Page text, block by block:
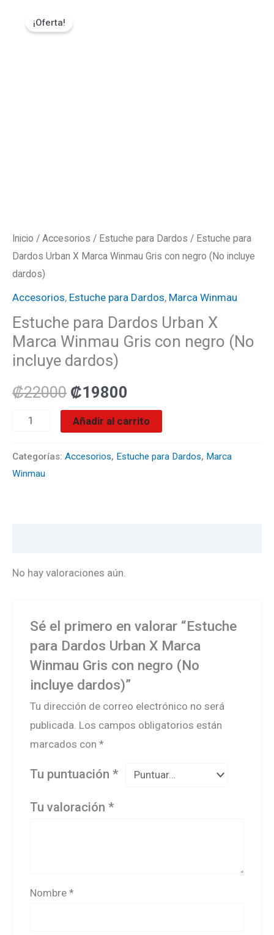
¡Oferta!
Inicio / Accesorios / Estuche para Dardos / Estuche para
Dardos Urban X Marca Winmau Gris con negro (No incluye
dardos)
Accesorios, Estuche para Dardos, Marca Winmau
Estuche para Dardos Urban X
Marca Winmau Gris con negro (No
incluye dardos)
₡22000 ₡19800
para
dardos)
cantidad
Añadir al carrito
Categorías: Accesorios, Estuche para Dardos, Marca
Winmau
No hay valoraciones aún.
Sé el primero en valorar “Estuche
para Dardos Urban X Marca
Winmau Gris con negro (No
incluye dardos)”
Tu dirección de correo electrónico no será
publicada. Los campos obligatorios están
marcados con*
Tu puntuación*
Tu valoración*
Nombre*